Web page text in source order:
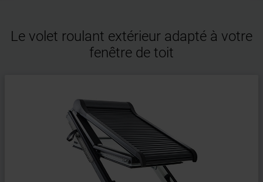
Le volet roulant extérieur adapté à votre
fenêtre de toit